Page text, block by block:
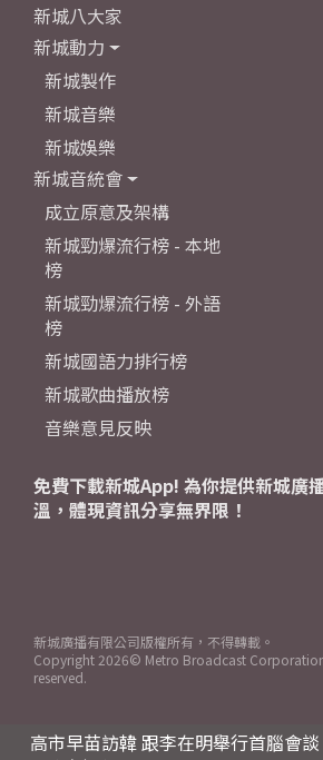
高市早苗訪韓 跟李在明舉行首腦會談
新城八大家
新城動力
新城製作
新城音樂
新城娛樂
新城音統會
成立原意及架構
新城勁爆流行榜 - 本地
榜
新城勁爆流行榜 - 外語
榜
新城國語力排行榜
新城歌曲播放榜
音樂意見反映
免費下載新城App! 為你提供新城廣
溫，體現資訊分享無界限！
新城廣播有限公司版權所有，不得轉載。
Copyright 2026© Metro Broadcast
reserved.